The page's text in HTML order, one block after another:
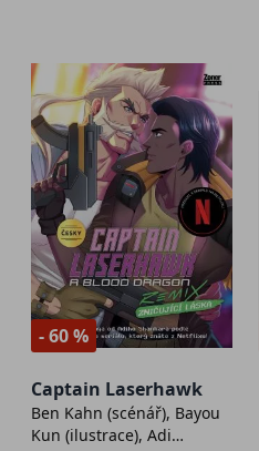
- 60 %
Captain Laserhawk
Ben Kahn (scénář), Bayou
Kun (ilustrace), Adi